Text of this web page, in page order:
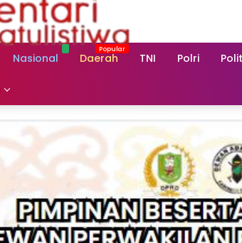
Nasional Daerah TNI Polri